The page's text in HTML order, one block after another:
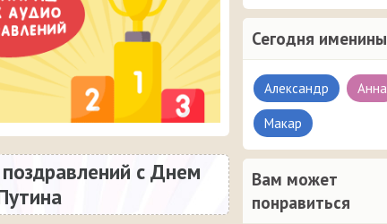
Сегодня именины
Александр Анна
Макар
Вам может
понравиться
с Днем